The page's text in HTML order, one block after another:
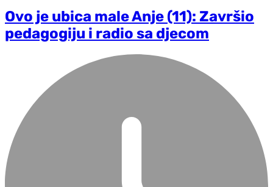
Ovo je ubica male Anje (11): Završio
pedagogiju i radio sa djecom